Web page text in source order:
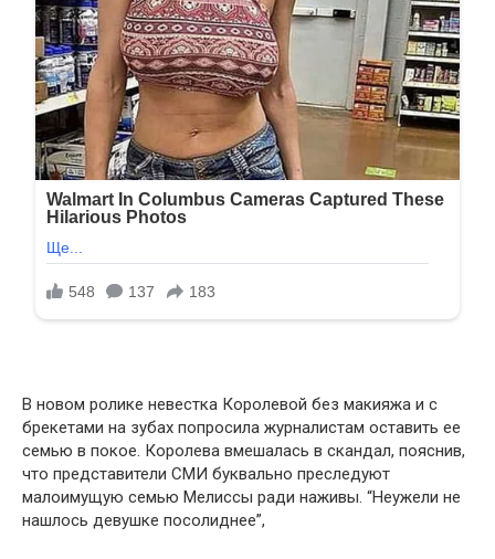
В новом ролике невестка Королевой без макияжа и с
брекетами на зубах попросила журналистам оставить ее
семью в покое. Королева вмешалась в скандал, пояснив,
что представители СМИ буквально преследуют
малоимущую семью Мелиссы ради наживы. “Неужели не
нашлось девушке посолиднее”,